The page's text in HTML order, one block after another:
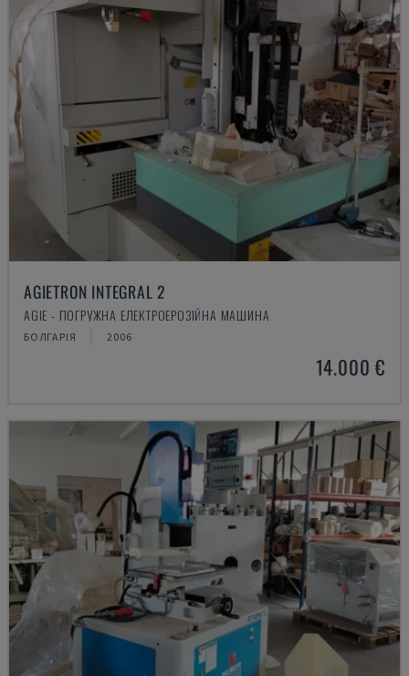
AGIETRON INTEGRAL 2
AGIE - ПОГРУЖНА ЕЛЕКТРОЕРОЗІЙНА МАШИНА
БОЛГАРІЯ 2006
14.000 €